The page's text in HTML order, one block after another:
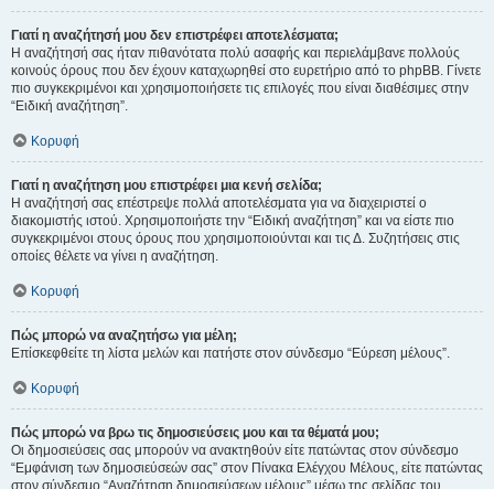
Γιατί η αναζήτησή μου δεν επιστρέφει αποτελέσματα;
Η αναζήτησή σας ήταν πιθανότατα πολύ ασαφής και περιελάμβανε πολλούς
κοινούς όρους που δεν έχουν καταχωρηθεί στο ευρετήριο από το phpBB. Γίνετε
πιο συγκεκριμένοι και χρησιμοποιήσετε τις επιλογές που είναι διαθέσιμες στην
“Ειδική αναζήτηση”.
Κορυφή
Γιατί η αναζήτηση μου επιστρέφει μια κενή σελίδα;
Η αναζήτησή σας επέστρεψε πολλά αποτελέσματα για να διαχειριστεί ο
διακομιστής ιστού. Χρησιμοποιήστε την “Ειδική αναζήτηση” και να είστε πιο
συγκεκριμένοι στους όρους που χρησιμοποιούνται και τις Δ. Συζητήσεις στις
οποίες θέλετε να γίνει η αναζήτηση.
Κορυφή
Πώς μπορώ να αναζητήσω για μέλη;
Επίσκεφθείτε τη λίστα μελών και πατήστε στον σύνδεσμο “Εύρεση μέλους”.
Κορυφή
Πώς μπορώ να βρω τις δημοσιεύσεις μου και τα θέματά μου;
Οι δημοσιεύσεις σας μπορούν να ανακτηθούν είτε πατώντας στον σύνδεσμο
“Εμφάνιση των δημοσιεύσεών σας” στον Πίνακα Ελέγχου Μέλους, είτε πατώντας
στον σύνδεσμο “Αναζήτηση δημοσιεύσεων μέλους” μέσω της σελίδας του